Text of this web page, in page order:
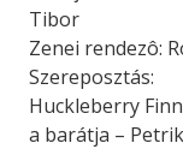
Tibor
Zenei rendezô:
Szereposztás:
Huckleberry
a barátja –